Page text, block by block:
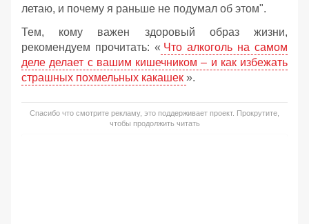
летаю, и почему я раньше не подумал об этом".
Тем, кому важен здоровый образ жизни,
рекомендуем прочитать: « Что алкоголь на самом
деле делает с вашим кишечником – и как избежать
страшных похмельных какашек ».
Спасибо что смотрите рекламу, это поддерживает проект. Прокрутите,
чтобы продолжить читать